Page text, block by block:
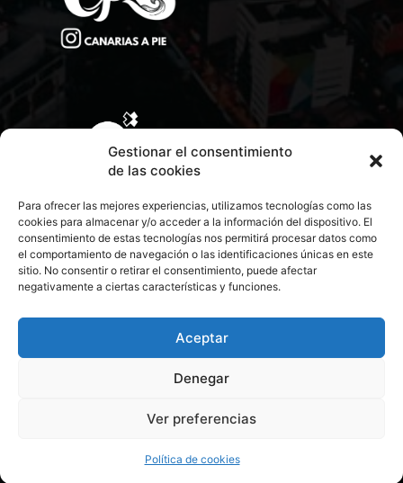
Gestionar el consentimiento
de las cookies
Para ofrecer las mejores experiencias, utilizamos tecnologías como las
cookies para almacenar y/o acceder a la información del dispositivo. El
consentimiento de estas tecnologías nos permitirá procesar datos como
el comportamiento de navegación o las identificaciones únicas en este
sitio. No consentir o retirar el consentimiento, puede afectar
negativamente a ciertas características y funciones.
Aceptar
Denegar
Ver preferencias
Política de cookies
CONTACTA CON NOSOTROS
© 2026 Todos los derechos reservados. Culturamanía